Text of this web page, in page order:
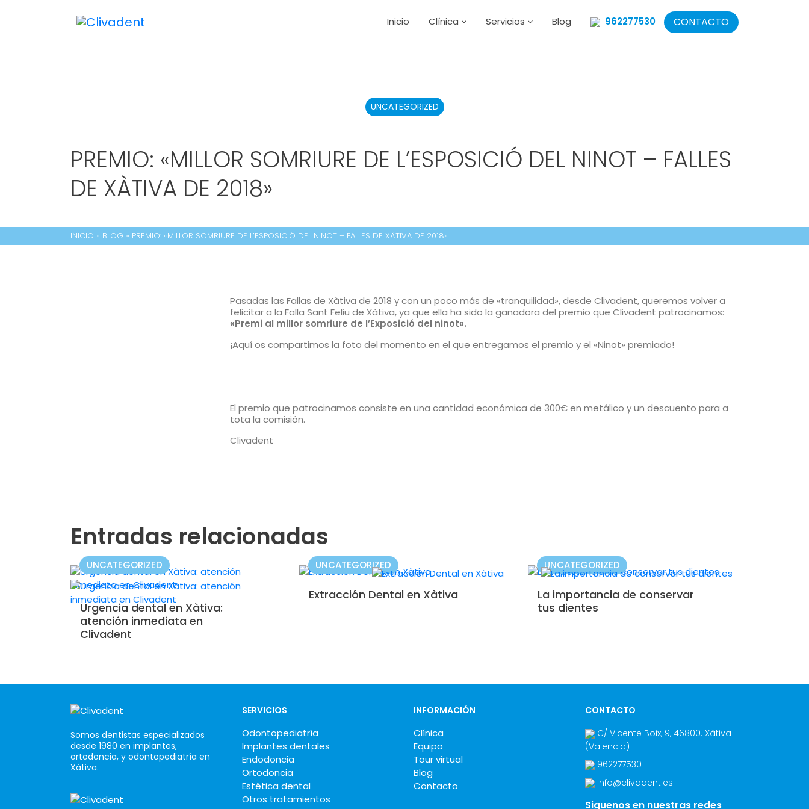
Inicio Clínica Servicios Blog 962277530 CONTACTO
UNCATEGORIZED
PREMIO: «MILLOR SOMRIURE DE L’ESPOSICIÓ DEL NINOT – FALLES
DE XÀTIVA DE 2018»
INICIO » BLOG » PREMIO: «MILLOR SOMRIURE DE L’ESPOSICIÓ DEL NINOT – FALLES DE XÀTIVA DE 2018»
Pasadas las Fallas de Xàtiva de 2018 y con un poco más de «tranquilidad», desde Clivadent, queremos volver a
felicitar a la Falla Sant Feliu de Xàtiva, ya que ella ha sido la ganadora del premio que Clivadent patrocinamos:
«Premi al millor somriure de l’Exposició del ninot«.
¡Aquí os compartimos la foto del momento en el que entregamos el premio y el «Ninot» premiado!
El premio que patrocinamos consiste en una cantidad económica de 300€ en metálico y un descuento para a
tota la comisión.
Clivadent
Entradas relacionadas
UNCATEGORIZED
Urgencia dental en Xàtiva:
atención inmediata en
Clivadent
UNCATEGORIZED
Extracción Dental en Xàtiva
UNCATEGORIZED
La importancia de conservar
tus dientes
Somos dentistas especializados
desde 1980 en implantes,
ortodoncia, y odontopediatría en
Xàtiva.
SERVICIOS
Odontopediatría
Implantes dentales
Endodoncia
Ortodoncia
Estética dental
Otros tratamientos
INFORMACIÓN
Clínica
Equipo
Tour virtual
Blog
Contacto
CONTACTO
C/ Vicente Boix, 9, 46800. Xàtiva
(Valencia)
962277530
info@clivadent.es
Siguenos en nuestras redes